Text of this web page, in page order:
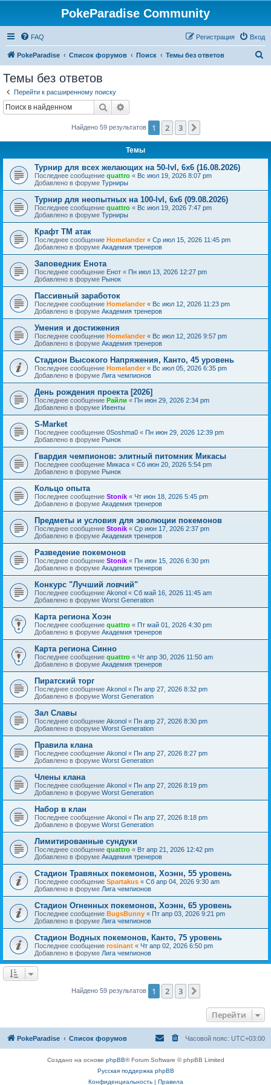
PokeParadise Community
FAQ Вход
Регистрация
PokeParadise Список форумов Поиск Темы без ответов
Темы без ответов
Перейти к расширенному поиску
Поиск
Найдено 59 результатов 1 2 3
Темы
Турнир для всех желающих на 50-lvl, 6х6 (16.08.2026)
Последнее сообщение quattro « Вс июл 19, 2026 8:07 pm
Добавлено в форуме Турниры
Турнир для неопытных на 100-lvl, 6х6 (09.08.2026)
Последнее сообщение quattro « Вс июл 19, 2026 7:47 pm
Добавлено в форуме Турниры
Крафт ТМ атак
Последнее сообщение Homelander« Ср июл 15, 2026 11:45 pm
Добавлено в форуме Академия тренеров
Заповедник Енота
Последнее сообщение Енот « Пн июл 13, 2026 12:27 pm
Добавлено в форуме Рынок
Пассивный заработок
Последнее сообщение Homelander« Вс июл 12, 2026 11:23 pm
Добавлено в форуме Академия тренеров
Умения и достижения
Последнее сообщение Homelander« Вс июл 12, 2026 9:57 pm
Добавлено в форуме Академия тренеров
Стадион Высокого Напряжения, Канто, 45 уровень
Последнее сообщение Homelander« Вс июл 05, 2026 6:35 pm
Добавлено в форуме Лига чемпионов
День рождения проекта [2026]
Последнее сообщение Райли « Пн июн 29, 2026 2:34 pm
Добавлено в форуме Ивенты
S-Market
Последнее сообщение 0Soshma0 « Пн июн 29, 2026 12:39 pm
Добавлено в форуме Рынок
Гвардия чемпионов: элитный питомник Микасы
Последнее сообщение Микаса « Сб июн 20, 2026 5:54 pm
Добавлено в форуме Рынок
Кольцо опыта
Последнее сообщение Stonik « Чт июн 18, 2026 5:45 pm
Добавлено в форуме Академия тренеров
Предметы и условия для эволюции покемонов
Последнее сообщение Stonik « Ср июн 17, 2026 2:37 pm
Добавлено в форуме Академия тренеров
Разведение покемонов
Последнее сообщение Stonik « Пн июн 15, 2026 6:30 pm
Добавлено в форуме Академия тренеров
Конкурс "Лучший ловчий"
Последнее сообщение Akonol « Сб май 16, 2026 11:45 am
Добавлено в форуме Worst Generation
Карта региона Хоэн
Последнее сообщение quattro « Пт май 01, 2026 4:30 pm
Добавлено в форуме Академия тренеров
Карта региона Синно
Последнее сообщение quattro « Чт апр 30, 2026 11:50 am
Добавлено в форуме Академия тренеров
Пиратский торг
Последнее сообщение Akonol « Пн апр 27, 2026 8:32 pm
Добавлено в форуме Worst Generation
Зал Славы
Последнее сообщение Akonol « Пн апр 27, 2026 8:30 pm
Добавлено в форуме Worst Generation
Правила клана
Последнее сообщение Akonol « Пн апр 27, 2026 8:27 pm
Добавлено в форуме Worst Generation
Члены клана
Последнее сообщение Akonol « Пн апр 27, 2026 8:19 pm
Добавлено в форуме Worst Generation
Набор в клан
Последнее сообщение Akonol « Пн апр 27, 2026 8:18 pm
Добавлено в форуме Worst Generation
Лимитированные сундуки
Последнее сообщение quattro « Вт апр 21, 2026 12:42 pm
Добавлено в форуме Академия тренеров
Стадион Травяных покемонов, Хоэнн, 55 уровень
Последнее сообщение Spartakus « Сб апр 04, 2026 9:30 am
Добавлено в форуме Лига чемпионов
Стадион Огненных покемонов, Хоэнн, 65 уровень
Последнее сообщение BugsBunny « Пт апр 03, 2026 9:21 pm
Добавлено в форуме Лига чемпионов
Стадион Водных покемонов, Канто, 75 уровень
Последнее сообщение rosinant « Чт апр 02, 2026 6:50 pm
Добавлено в форуме Лига чемпионов
Найдено 59 результатов 1 2 3
Перейти
PokeParadise Список форумов Часовой пояс: UTC+03:00
Создано на основе phpBB® Forum Software © phpBB Limited
Русская поддержка phpBB
Конфиденциальность| Правила